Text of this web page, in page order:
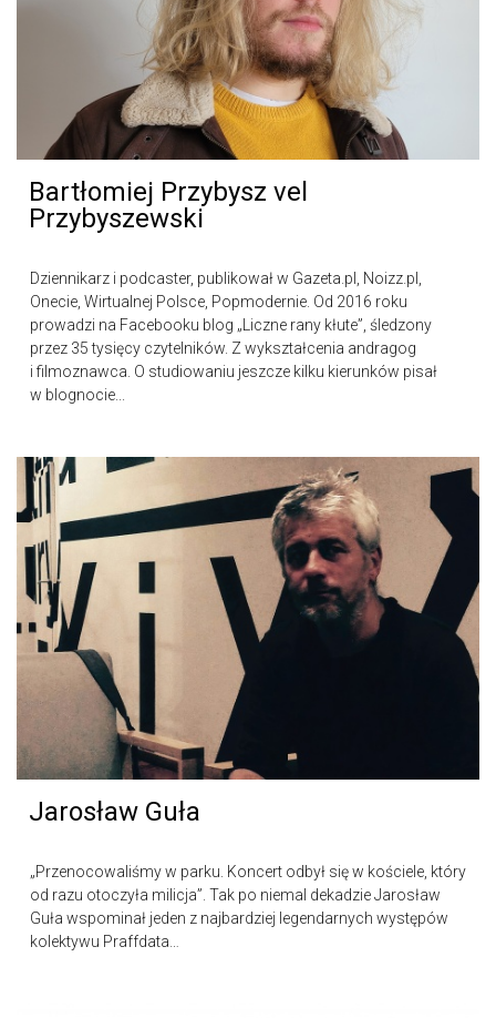
Bartłomiej Przybysz vel
Przybyszewski
Dziennikarz i podcaster, publikował w Gazeta.pl, Noizz.pl,
Onecie, Wirtualnej Polsce, Popmodernie. Od 2016 roku
prowadzi na Facebooku blog „Liczne rany kłute”, śledzony
przez 35 tysięcy czytelników. Z wykształcenia andragog
i filmoznawca. O studiowaniu jeszcze kilku kierunków pisał
w blognocie...
Jarosław Guła
„Przenocowaliśmy w parku. Koncert odbył się w kościele, który
od razu otoczyła milicja”. Tak po niemal dekadzie Jarosław
Guła wspominał jeden z najbardziej legendarnych występów
kolektywu Praffdata…